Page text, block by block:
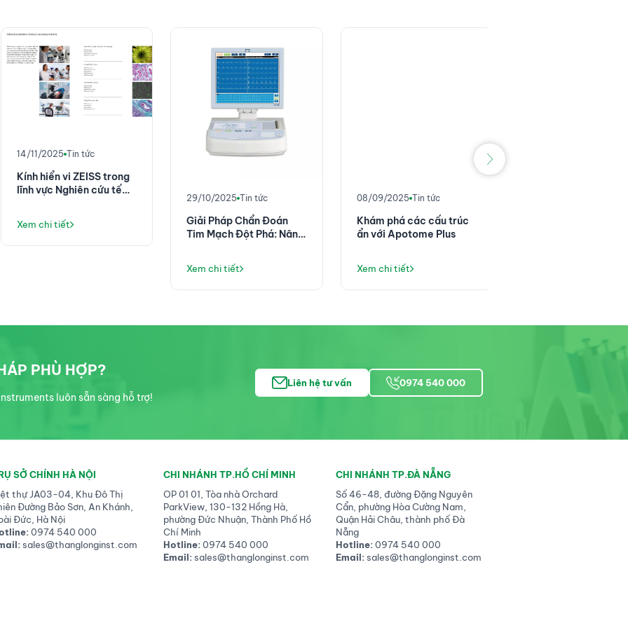
14/11/2025 Tin tức
Kính hiển vi ZEISS trong
lĩnh vực Nghiên cứu tế
Xem chi tiết
29/10/2025 Tin tức
Giải Pháp Chẩn Đoán
Tim Mạch Đột Phá: Nâng
Điện Tim ELI 380
(Baxter/Mortara)
Xem chi tiết
08/09/2025 Tin tức
Khám phá các cấu trúc
ẩn với Apotome Plus
Xem chi tiết
PHÙ HỢP?
luôn sẵn sàng hỗ trợ!
Liên hệ tư vấn 0974 540 000
SỞ CHÍNH HÀ NỘI
thự JA03-04, Khu Đô Thị
Đường Bảo Sơn, An Khánh,
Đức, Hà Nội
0974 540 000
sales@thanglonginst.com
CHI NHÁNH TP.HỒ CHÍ MINH
OP 01 01, Tòa nhà Orchard
ParkView, 130-132 Hồng Hà,
phường Đức Nhuận, Thành Phố Hồ
Chí Minh
Hotline:0974 540 000
Email:sales@thanglonginst.com
CHI NHÁNH TP.ĐÀ NẴNG
Số 46-48, đường Đặng Nguyên
Cẩn, phường Hòa Cường Nam,
Quận Hải Châu, thành phố Đà
Nẵng
Hotline:0974 540 000
Email:sales@thanglonginst.com